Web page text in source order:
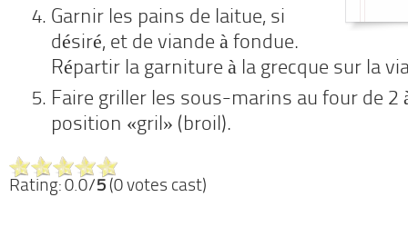
Garnir les pains de laitue, si
désiré, et de viande à fondue.
Répartir la garniture à la grecque sur la
Faire griller les sous-marins au four de 2
position «gril» (broil).
Rating: 0.0/5 (0 votes cast)